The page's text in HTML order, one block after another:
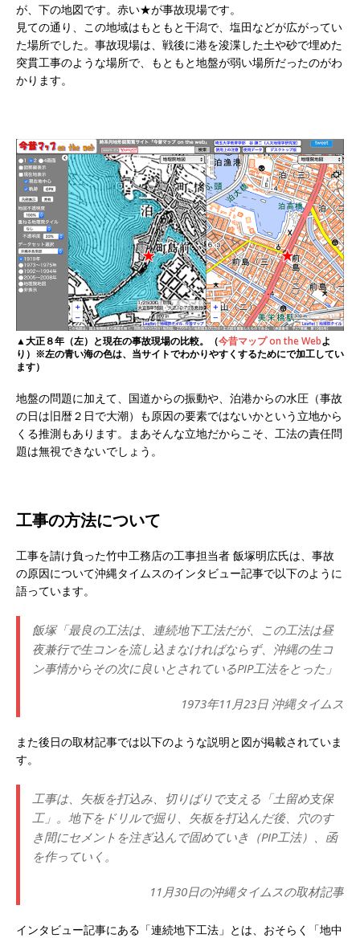
が、下の地図です。赤い★が事故現場です。
見ての通り、この地域はもともと干潟で、塩田などが広がってい
た場所でした。事故現場は、戦後に港を浚渫した土や砂で埋めた
突貫工事のような場所で、もともと地盤が弱い場所だったのがわ
かります。
▲大正８年（左）と現在の事故現場の比較。（今昔マップ on the Webよ
り）※左の青い海の色は、当サイトでわかりやすくするためにで加工してい
ます）
地盤の問題に加えて、国道からの振動や、泊港からの水圧（事故
の日は旧暦２日で大潮）も原因の要素ではないかという立地から
くる推測もあります。まあそんな立地だからこそ、工法の責任問
題は無視できないでしょう。
工事の方法について
工事を請け負った竹中工務店の工事担当者 飯塚明広氏は、事故
の原因について沖縄タイムスのインタビュー記事で以下のように
語っています。
飯塚「最良の工法は、連続地下工法だが、この工法は昼
夜兼行で生コンを流し込まなければならず、沖縄の生コ
ン事情からその次に良いとされているPIP工法をとった」
1973年11月23日 沖縄タイムス
また後日の取材記事では以下のような説明と図が掲載されていま
す。
工事は、矢板を打込み、切りばりで支える「土留め支保
工」。地下をドリルで掘り、矢板を打込んだ後、穴のす
き間にセメントを注ぎ込んで固めていき（PIP工法）、函
を作っていく。
11月30日の沖縄タイムスの取材記事
インタビュー記事にある「連続地下工法」とは、おそらく「地中